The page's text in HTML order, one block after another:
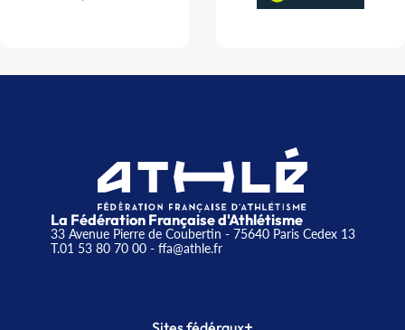
La Fédération Française d'Athlétisme
33 Avenue Pierre de Coubertin - 75640 Paris Cedex 13
T.01 53 80 70 00- ffa@athle.fr